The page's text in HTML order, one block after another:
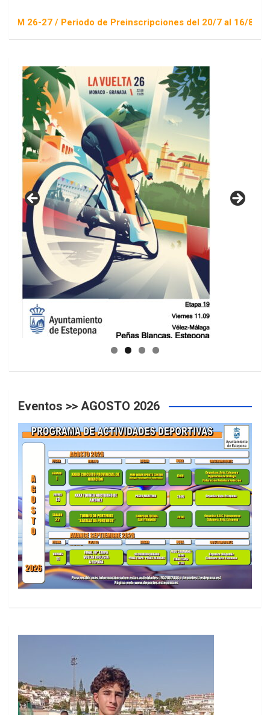
27 / Periodo de Preinscripciones del 20/7 al 16/8 / Sorteo 1
GUIA DE INSTALACIONES DEPORTIVAS
Eventos >> AGOSTO 2026